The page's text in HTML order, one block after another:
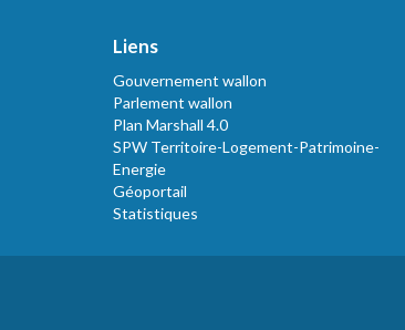
Liens
Gouvernement wallon
Parlement wallon
Plan Marshall 4.0
SPW Territoire-Logement-Patrimoine-
Energie
Géoportail
Statistiques